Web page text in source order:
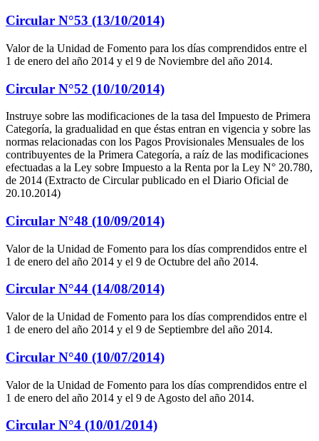
Circular N°53 (13/10/2014)
Valor de la Unidad de Fomento para los días comprendidos entre el
1 de enero del año 2014 y el 9 de Noviembre del año 2014.
Circular N°52 (10/10/2014)
Instruye sobre las modificaciones de la tasa del Impuesto de Primera
Categoría, la gradualidad en que éstas entran en vigencia y sobre las
normas relacionadas con los Pagos Provisionales Mensuales de los
contribuyentes de la Primera Categoría, a raíz de las modificaciones
efectuadas a la Ley sobre Impuesto a la Renta por la Ley N° 20.780,
de 2014 (Extracto de Circular publicado en el Diario Oficial de
20.10.2014)
Circular N°48 (10/09/2014)
Valor de la Unidad de Fomento para los días comprendidos entre el
1 de enero del año 2014 y el 9 de Octubre del año 2014.
Circular N°44 (14/08/2014)
Valor de la Unidad de Fomento para los días comprendidos entre el
1 de enero del año 2014 y el 9 de Septiembre del año 2014.
Circular N°40 (10/07/2014)
Valor de la Unidad de Fomento para los días comprendidos entre el
1 de enero del año 2014 y el 9 de Agosto del año 2014.
Circular N°4 (10/01/2014)